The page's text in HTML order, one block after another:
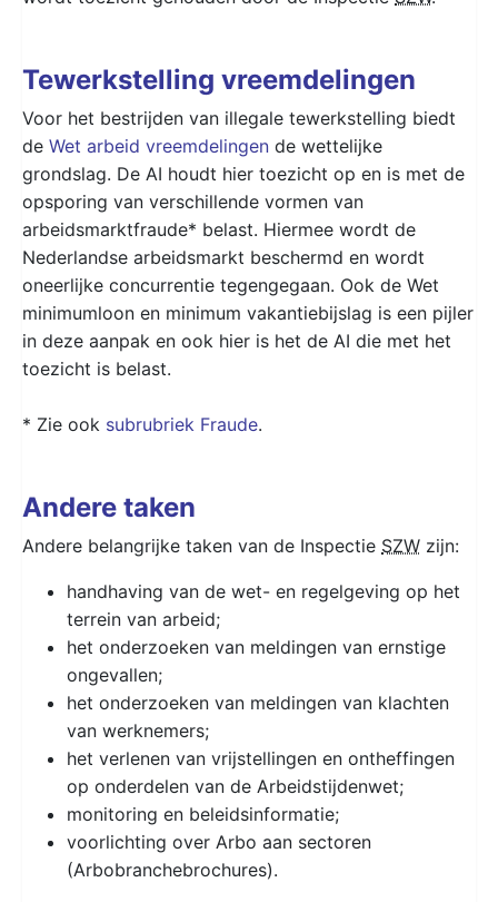
Tewerkstelling vreemdelingen
Voor het bestrijden van illegale tewerkstelling biedt
de Wet arbeid vreemdelingen de wettelijke
grondslag. De AI houdt hier toezicht op en is met de
opsporing van verschillende vormen van
arbeidsmarktfraude* belast. Hiermee wordt de
Nederlandse arbeidsmarkt beschermd en wordt
oneerlijke concurrentie tegengegaan. Ook de Wet
minimumloon en minimum vakantiebijslag is een pijler
in deze aanpak en ook hier is het de AI die met het
toezicht is belast.
* Zie ook subrubriek Fraude.
Andere taken
Andere belangrijke taken van de Inspectie SZW zijn:
handhaving van de wet- en regelgeving op het
terrein van arbeid;
het onderzoeken van meldingen van ernstige
ongevallen;
het onderzoeken van meldingen van klachten
van werknemers;
het verlenen van vrijstellingen en ontheffingen
op onderdelen van de Arbeidstijdenwet;
monitoring en beleidsinformatie;
voorlichting over Arbo aan sectoren
(Arbobranchebrochures).